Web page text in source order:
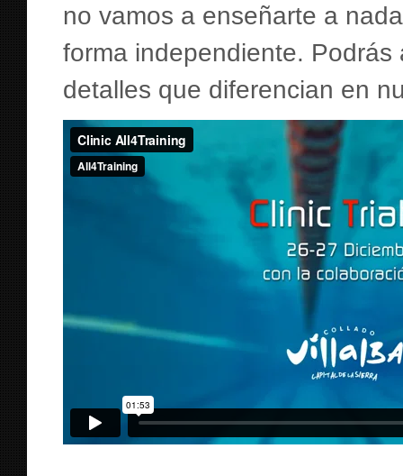
no vamos a enseñarte a
forma independiente.
detalles que diferencian en